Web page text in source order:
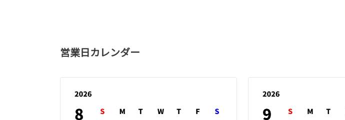
営業日カレンダー